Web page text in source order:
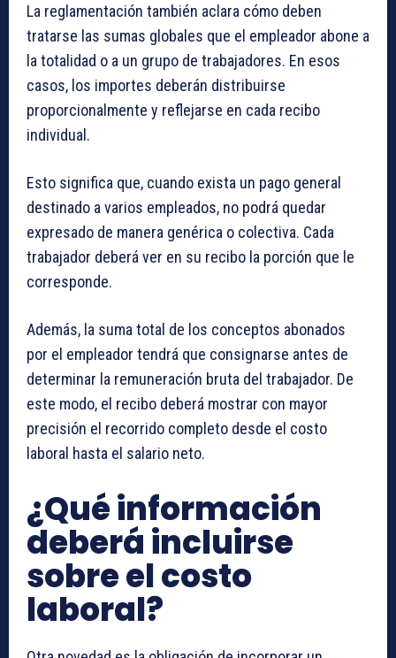
La reglamentación también aclara cómo deben
tratarse las sumas globales que el empleador abone a
la totalidad o a un grupo de trabajadores. En esos
casos, los importes deberán distribuirse
proporcionalmente y reflejarse en cada recibo
individual.
Esto significa que, cuando exista un pago general
destinado a varios empleados, no podrá quedar
expresado de manera genérica o colectiva. Cada
trabajador deberá ver en su recibo la porción que le
corresponde.
Además, la suma total de los conceptos abonados
por el empleador tendrá que consignarse antes de
determinar la remuneración bruta del trabajador. De
este modo, el recibo deberá mostrar con mayor
precisión el recorrido completo desde el costo
laboral hasta el salario neto.
¿Qué información
deberá incluirse
sobre el costo
laboral?